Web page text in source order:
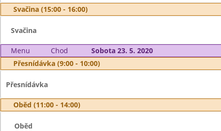
Svačina (15:00 - 16:00)
Svačina
Menu Chod
Sobota 23. 5. 2020
Přesnídávka (9:00 - 10:00)
Přesnídávka
Oběd (11:00 - 14:00)
Oběd